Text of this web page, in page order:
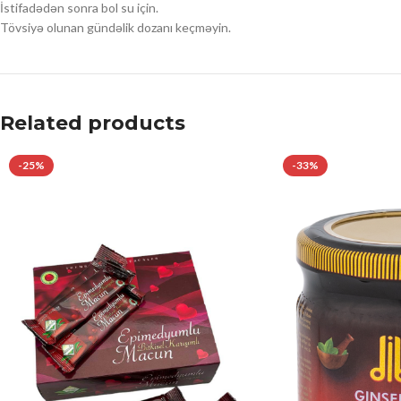
İstifadədən sonra bol su için.
Tövsiyə olunan gündəlik dozanı keçməyin.
Related products
-25% -33%